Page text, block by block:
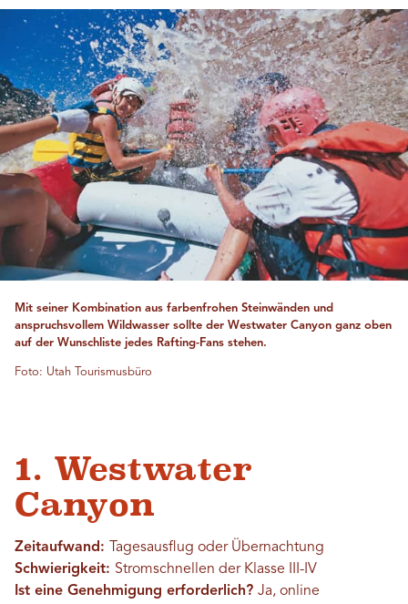
Mit seiner Kombination aus farbenfrohen Steinwänden und
anspruchsvollem Wildwasser sollte der Westwater Canyon ganz oben
auf der Wunschliste jedes Rafting-Fans stehen.
Foto: Utah Tourismusbüro
1. Westwater
Canyon
Zeitaufwand:
Tagesausflug oder Übernachtung
Schwierigkeit: Stromschnellen der Klasse III-IV
Ist eine Genehmigung erforderlich? Ja, online